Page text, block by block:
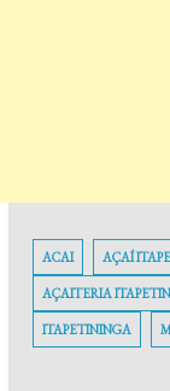
ACAI AÇAÍ
AÇAITERIA
ITAPETININGA